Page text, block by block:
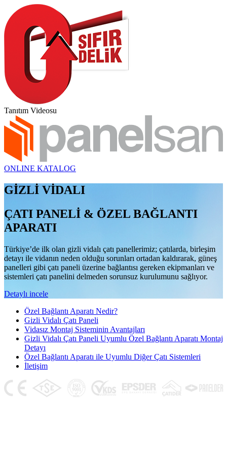
Tanıtım Videosu
ONLINE KATALOG
GİZLİ VİDALI
ÇATI PANELİ & ÖZEL BAĞLANTI
APARATI
Türkiye’de ilk olan gizli vidalı çatı panellerimiz; çatılarda, birleşim
detayı ile vidanın neden olduğu sorunları ortadan kaldırarak, güneş
panelleri gibi çatı paneli üzerine bağlantısı gereken ekipmanları ve
sistemleri çatı panelini delmeden sorunsuz kurulumunu sağlıyor.
Detaylı incele
Özel Bağlantı Aparatı Nedir?
Gizli Vidalı Çatı Paneli
Vidasız Montaj Sisteminin Avantajları
Gizli Vidalı Çatı Paneli Uyumlu Özel Bağlantı Aparatı Montaj
Detayı
Özel Bağlantı Aparatı ile Uyumlu Diğer Çatı Sistemleri
İletişim